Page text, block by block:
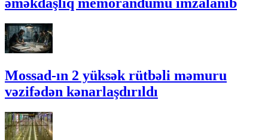
əməkdaşlıq memorandumu imzalanıb
Mossad-ın 2 yüksək rütbəli məmuru
vəzifədən kənarlaşdırıldı